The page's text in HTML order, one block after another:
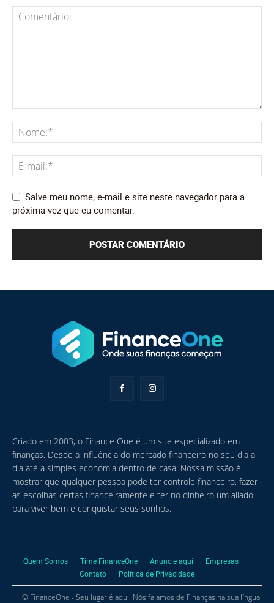
Salve meu nome, e-mail e site neste navegador para a
próxima vez que eu comentar.
Criado em 2003, o Finance One é um site especializado em
finanças. Desde a influência do mercado financeiro no seu dia a
dia até a simples economia dentro de casa. Nossa missão é
mostrar que qualquer pessoa pode ter controle financeiro, fazer
as escolhas certas financeiramente e ter no dinheiro um aliado
para viver bem e conquistar seus sonhos.
Quem Somos Time FinanceOne Anuncie aqui
Empresas
Contato
Política de Privacidade
© FinanceOne - Seu lugar é aqui. Nós falamos de Finanças na sua língua!